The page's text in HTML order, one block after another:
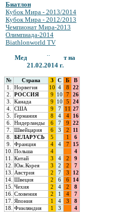
Биатлон
Кубок Мира - 2013/2014
Кубок Мира - 2012/2013
Чемпионат Мира-2013
Олимпиада-2014
Biathlonworld TV
Медальный зачет на
21.02.2014 г.
№ Страна З С Б
В
1.
Норвегия 10 4 8
22
2.
РОССИЯ 9 10 7
26
3.
Канада 9 10 5
24
4.
США 9 7 11
27
5.
Германия 8 4 4
16
6.
Нидерланды 6 7 9
22
7.
Швейцария 6 3 2
11
8.
БЕЛАРУСЬ 5 1
6
9.
Франция 4 4 7
15
10.
Польша 4
4
11.
Китай 3 4 2
9
12.
Юж.Корея 3 2 2
7
13.
Австрия 2 7 3
12
14. Швеция 2 6 6
14
1 5. Чехия 2 4 2
8
16. Словения 2 1 4
7
17.
Япония 1 4 3
8
18.
Финляндия 1 3
4